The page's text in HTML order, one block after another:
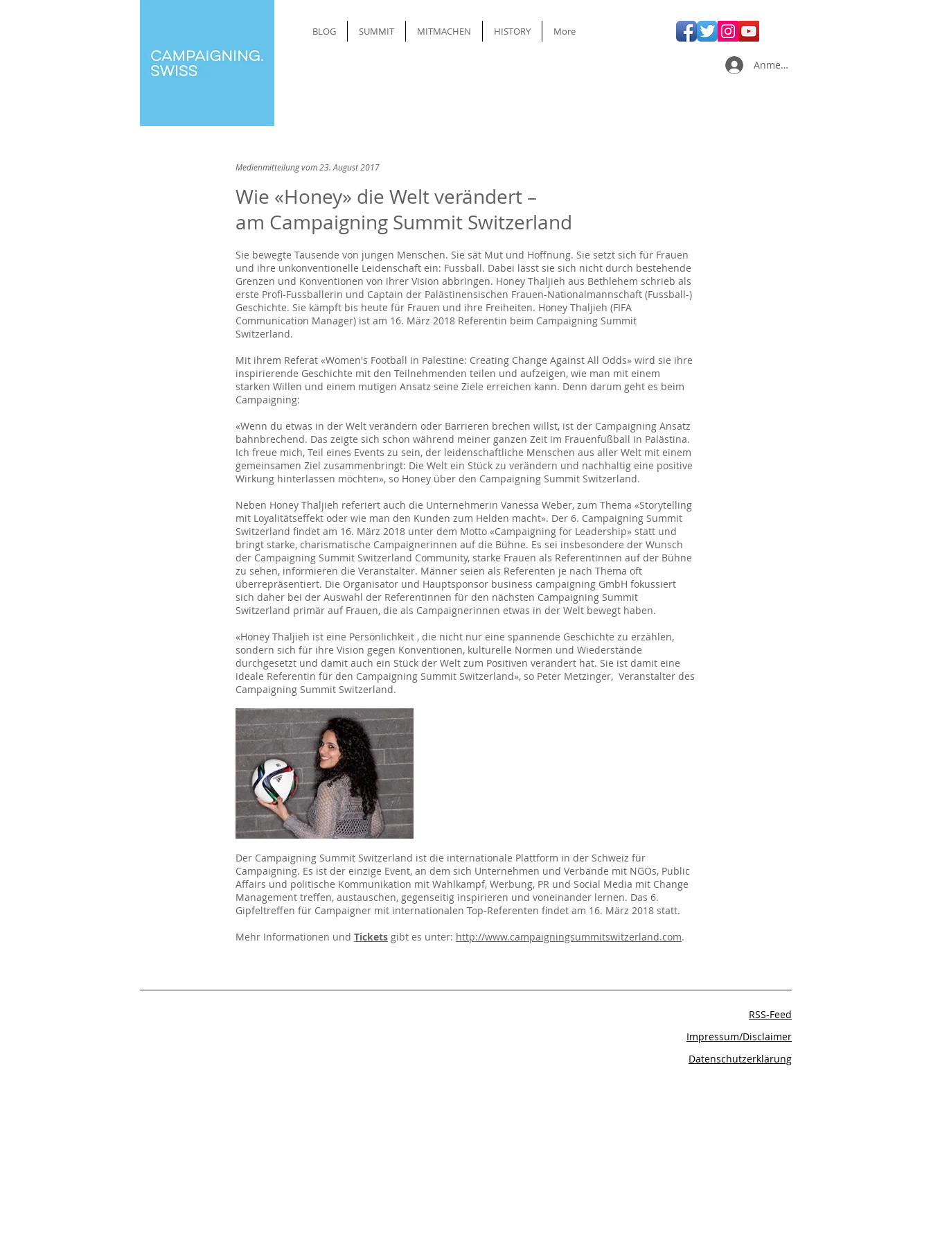
BLOG SUMMIT MITMACHEN HISTORY More
Anmelden
Medienmitteilung vom 23. August 2017
Wie «Honey» die Welt verändert –
am Campaigning Summit Switzerland
Sie bewegte Tausende von jungen Menschen. Sie sät Mut und Hoffnung. Sie setzt sich für Frauen
und ihre unkonventionelle Leidenschaft ein: Fussball. Dabei lässt sie sich nicht durch bestehende
Grenzen und Konventionen von ihrer Vision abbringen. Honey Thaljieh aus Bethlehem schrieb als
erste Profi-Fussballerin und Captain der Palästinensischen Frauen-Nationalmannschaft (Fussball-)
Geschichte. Sie kämpft bis heute für Frauen und ihre Freiheiten. Honey Thaljieh (FIFA
Communication Manager) ist am 16. März 2018 Referentin beim Campaigning Summit
Switzerland.
Mit ihrem Referat «Women's Football in Palestine: Creating Change Against All Odds» wird sie ihre
inspirierende Geschichte mit den Teilnehmenden teilen und aufzeigen, wie man mit einem
starken Willen und einem mutigen Ansatz seine Ziele erreichen kann. Denn darum geht es beim
Campaigning:
«Wenn du etwas in der Welt verändern oder Barrieren brechen willst, ist der Campaigning Ansatz
bahnbrechend. Das zeigte sich schon während meiner ganzen Zeit im Frauenfußball in Palästina.
Ich freue mich, Teil eines Events zu sein, der leidenschaftliche Menschen aus aller Welt mit einem
gemeinsamen Ziel zusammenbringt: Die Welt ein Stück zu verändern und nachhaltig eine positive
Wirkung hinterlassen möchten», so Honey über den Campaigning Summit Switzerland.
Neben Honey Thaljieh referiert auch die Unternehmerin Vanessa Weber, zum Thema «Storytelling
mit Loyalitätseffekt oder wie man den Kunden zum Helden macht». Der 6. Campaigning Summit
Switzerland findet am 16. März 2018 unter dem Motto «Campaigning for Leadership» statt und
bringt starke, charismatische Campaignerinnen auf die Bühne. Es sei insbesondere der Wunsch
der Campaigning Summit Switzerland Community, starke Frauen als Referentinnen auf der Bühne
zu sehen, informieren die Veranstalter. Männer seien als Referenten je nach Thema oft
überrepräsentiert. Die Organisator und Hauptsponsor business campaigning GmbH fokussiert
sich daher bei der Auswahl der Referentinnen für den nächsten Campaigning Summit
Switzerland primär auf Frauen, die als Campaignerinnen etwas in der Welt bewegt haben.
«Honey Thaljieh ist eine Persönlichkeit , die nicht nur eine spannende Geschichte zu erzählen,
sondern sich für ihre Vision gegen Konventionen, kulturelle Normen und Wiederstände
durchgesetzt und damit auch ein Stück der Welt zum Positiven verändert hat. Sie ist damit eine
ideale Referentin für den Campaigning Summit Switzerland», so Peter Metzinger, Veranstalter des
Campaigning Summit Switzerland.
Der Campaigning Summit Switzerland ist die internationale Plattform in der Schweiz für
Campaigning. Es ist der einzige Event, an dem sich Unternehmen und Verbände mit NGOs, Public
Affairs und politische Kommunikation mit Wahlkampf, Werbung, PR und Social Media mit Change
Management treffen, austauschen, gegenseitig inspirieren und voneinander lernen. Das 6.
Gipfeltreffen für Campaigner mit internationalen Top-Referenten findet am 16. März 2018 statt.
Mehr Informationen und Tickets gibt es unter: http://www.campaigningsummitswitzerland.com.
RSS-Feed
Impressum/Disclaimer
Datenschutzerklärung